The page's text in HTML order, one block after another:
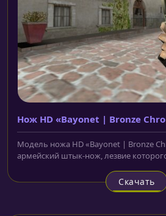
Нож HD «Bayonet | Bronze
Модель ножа HD «Bayonet | Bronze
армейский штык-нож, лезвие
Скачать